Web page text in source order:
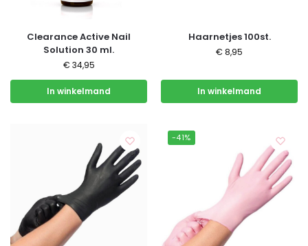
Clearance Active Nail
Solution 30 ml.
€ 34,95
In winkelmand
Haarnetjes 100st.
€ 8,95
In winkelmand
-41%